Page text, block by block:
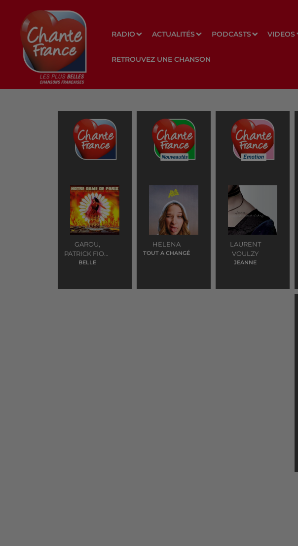
RADIO ACTUALITÉS PODCASTS VIDEOS
RETROUVEZ UNE CHANSON
GAROU,
PATRICK FIORI
ET DANIEL
BELLE
HELENA
TOUT A CHANGÉ
LAURENT
VOULZY
JEANNE